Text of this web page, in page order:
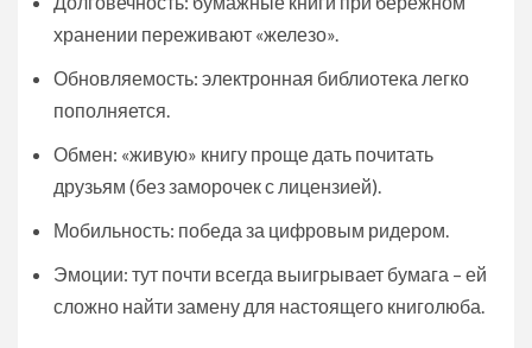
хранении переживают «железо».
Обновляемость: электронная библиотека легко
пополняется.
Обмен: «живую» книгу проще дать почитать
друзьям (без заморочек с лицензией).
Мобильность: победа за цифровым ридером.
Эмоции: тут почти всегда выигрывает бумага – ей
сложно найти замену для настоящего книголюба.